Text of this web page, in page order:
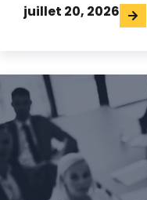
juillet 20, 2026